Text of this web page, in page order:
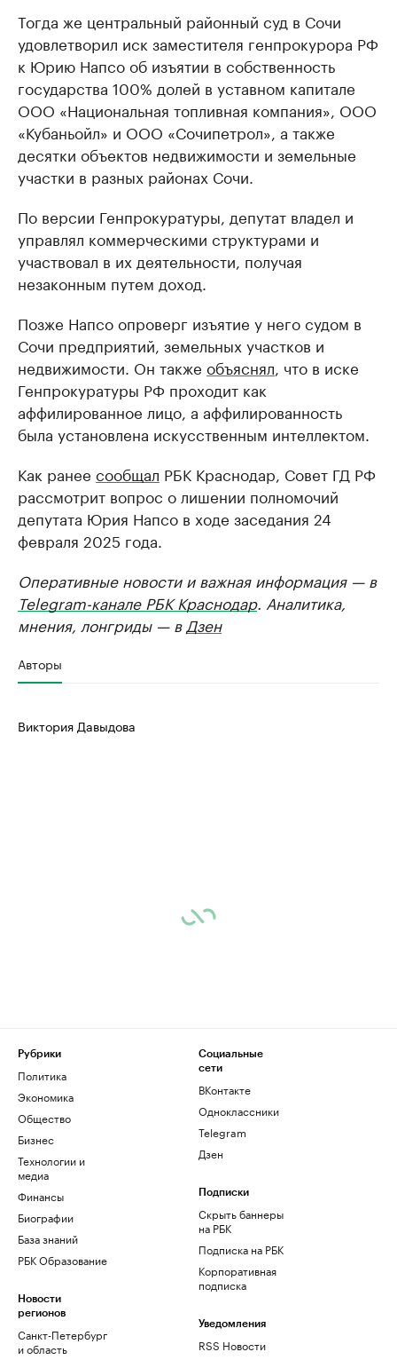
Тогда же центральный районный суд в Сочи
удовлетворил иск заместителя генпрокурора РФ
к Юрию Напсо об изъятии в собственность
государства 100% долей в уставном капитале
ООО «Национальная топливная компания», ООО
«Кубаньойл» и ООО «Сочипетрол», а также
десятки объектов недвижимости и земельные
участки в разных районах Сочи.
По версии Генпрокуратуры, депутат владел и
управлял коммерческими структурами и
участвовал в их деятельности, получая
незаконным путем доход.
Позже Напсо опроверг изъятие у него судом в
Сочи предприятий, земельных участков и
недвижимости. Он также объяснял , что в иске
Генпрокуратуры РФ проходит как
аффилированное лицо, а аффилированность
была установлена искусственным интеллектом.
Как ранее сообщал РБК Краснодар, Совет ГД РФ
рассмотрит вопрос о лишении полномочий
депутата Юрия Напсо в ходе заседания 24
февраля 2025 года.
Оперативные новости и важная информация — в
Telegram-канале РБК Краснодар. Аналитика,
мнения, лонгриды — в Дзен
Авторы
Виктория Давыдова
Рубрики
Политика
Экономика
Общество
Бизнес
Технологии и
медиа
Финансы
Биографии
База знаний
РБК Образование
Новости
регионов
Санкт-Петербург
и область
Социальные
сети
ВКонтакте
Одноклассники
Telegram
Дзен
Подписки
Скрыть баннеры
на РБК
Подписка на РБК
Корпоративная
подписка
Уведомления
RSS Новости